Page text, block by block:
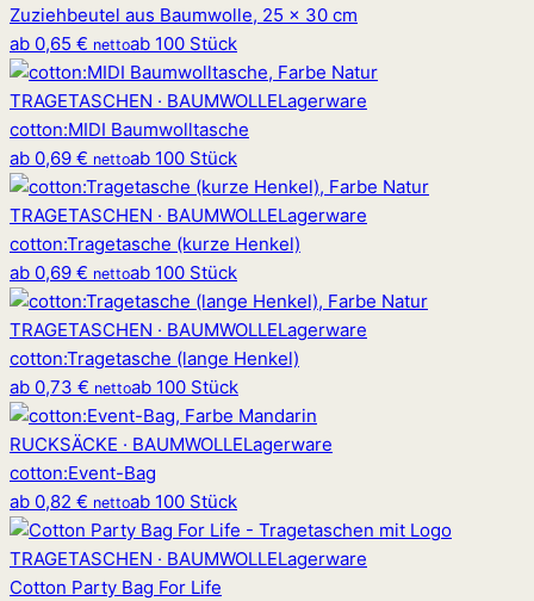
Zuziehbeutel aus Baumwolle, 25 x 30 cm
ab 0,65 € nettoab 100 Stück
TRAGETASCHEN · BAUMWOLLELagerware
cotton:MIDI Baumwolltasche
ab 0,69 € nettoab 100 Stück
TRAGETASCHEN · BAUMWOLLELagerware
cotton:Tragetasche (kurze Henkel)
ab 0,69 € nettoab 100 Stück
TRAGETASCHEN · BAUMWOLLELagerware
cotton:Tragetasche (lange Henkel)
ab 0,73 € nettoab 100 Stück
RUCKSÄCKE · BAUMWOLLELagerware
cotton:Event-Bag
ab 0,82 € nettoab 100 Stück
TRAGETASCHEN · BAUMWOLLELagerware
Cotton Party Bag For Life